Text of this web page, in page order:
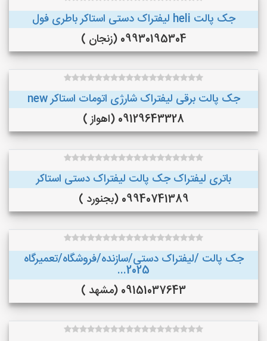
جک پالت heli لیفتراک دستی استاکر باطری فول
09930195304 (زنجان )
جک پالت برقی لیفتراک شارژی اتومات استاکر new
09129643328 (اهواز )
باتری لیفتراک جک پالت لیفتراک دستی استاکر
09940741389 (بجنورد )
جک پالت /لیفتراک دستی/سازنده/فروشگاه/تعمیرگاه
2025...
09151037643 (مشهد )